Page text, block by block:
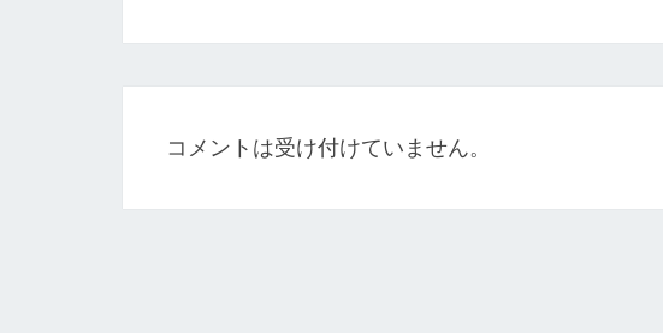
ゲ
ー
ン
コメントは受け付けていません。